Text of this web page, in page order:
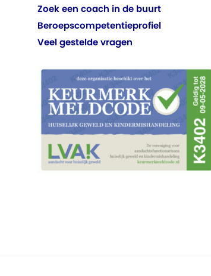
Zoek een coach in de buurt
Beroepscompetentieprofiel
Veel gestelde vragen